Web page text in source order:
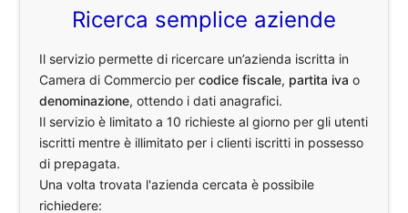
Ricerca semplice aziende
Il servizio permette di ricercare un’azienda iscritta in
Camera di Commercio percodice fiscale, partita iva o
denominazione, ottendo i dati anagrafici.
Il servizio è limitato a 10 richieste al giorno per gli utenti
iscritti mentre è illimitato per i clienti iscritti in possesso
di prepagata.
Una volta trovata l'azienda cercata è possibile
richiedere: